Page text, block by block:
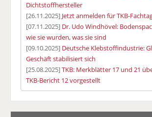
Dichtstoffhersteller
[26.11.2025] Jetzt anmelden für TKB-
[07.11.2025] Dr. Udo Windhövel:
wie sie wurden, was sie sind
[09.10.2025] Deutsche Klebstoffindustrie:
Geschäft stabilisiert sich
[25.08.2025]TKB: Merkblätter 17 und 21
TKB-Bericht 12 vorgestellt